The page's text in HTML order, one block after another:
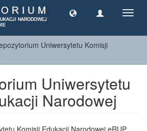
Uniwersytetu Komisji
Uniwersytetu
Narodowej
Komisji Edukacji Narodowej eRUP